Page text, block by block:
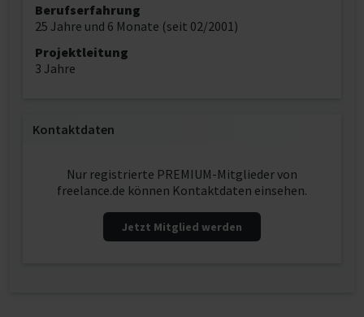
Berufserfahrung
25 Jahre und 6 Monate (seit 02/2001)
Projektleitung
3 Jahre
Kontaktdaten
Nur registrierte PREMIUM-Mitglieder von
freelance.de können Kontaktdaten einsehen.
Jetzt Mitglied werden